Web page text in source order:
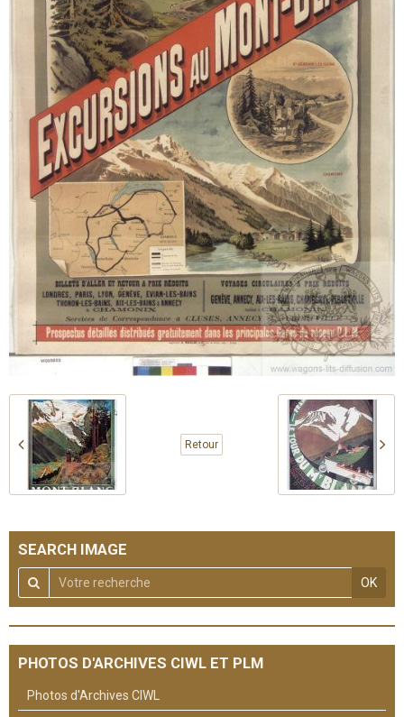
Retour
SEARCH IMAGE
OK
PHOTOS D'ARCHIVES CIWL ET PLM
Photos d'Archives CIWL